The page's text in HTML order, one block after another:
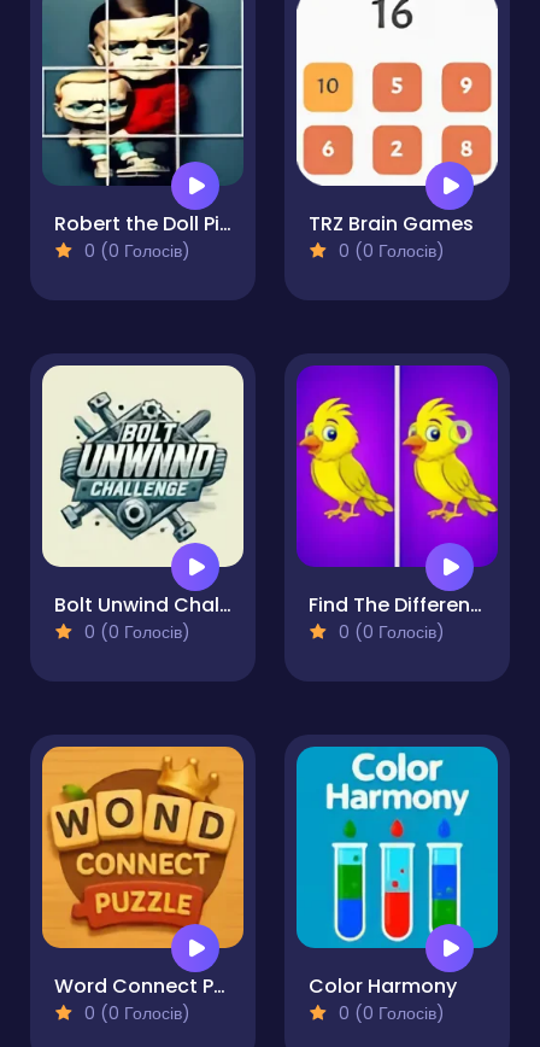
Robert the Doll Picture Slide Puzzle Frenzy
0 (0 Голосів)
TRZ Brain Games
0 (0 Голосів)
Bolt Unwind Challenge
0 (0 Голосів)
Find The Differences - Find It
0 (0 Голосів)
Word Connect Puzzle
0 (0 Голосів)
Color Harmony
0 (0 Голосів)